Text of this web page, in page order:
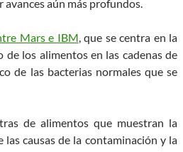
aún más profundos.
Mars e IBM, que se centra en la
los alimentos en las cadenas de
de las bacterias normales que se
de alimentos que muestran la
causas de la contaminación y la